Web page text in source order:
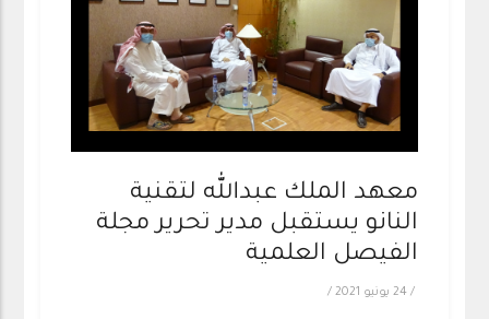
معهد الملك عبدالله لتقنية
النانو يستقبل مدير تحرير مجلة
الفيصل العلمية
/24 يونيو 2021 /